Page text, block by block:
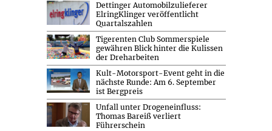
Dettinger Automobilzulieferer
ElringKlinger veröffentlicht
Quartalszahlen
Tigerenten Club Sommerspiele
gewähren Blick hinter die Kulissen
der Dreharbeiten
Kult-Motorsport-Event geht in die
nächste Runde: Am 6. September
ist Bergpreis
Unfall unter Drogeneinfluss:
Thomas Bareiß verliert
Führerschein